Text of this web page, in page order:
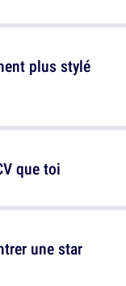
plus stylé
une star
que toi